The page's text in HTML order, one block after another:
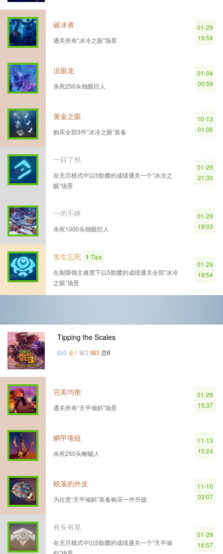
破冰者
通关所有“冰冷之眼”场景
01-29
19:54
没眼龙
杀死250头独眼巨人
01-04
00:59
黄金之眼
购买全部3件”冰冷之眼“装备
10-13
01:06
一目了然
在无尽模式中以5骷髅的成绩通关一个“冰冷之
眼”场景
01-29
21:30
一闭不睁
杀死1000头独眼巨人
01-29
19:03
舍生忘死 1 Tips
在裂隙领主难度下以5骷髅的成绩通关全部“冰冷
之眼”场景
01-29
19:54
Tipping the Scales
白0 金1 银2 铜3 总6
完美均衡
通关所有“天平倾斜”场景
01-29
15:37
鳞甲项链
杀死250头蜥蜴人
11-13
15:24
蜕落的外皮
为任意“天平倾斜”装备购买一件升级
11-10
03:07
有头有尾
在无尽模式中以5骷髅的成绩通关一个“天平倾
01-29
16:57